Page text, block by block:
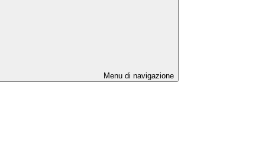
Menu di navigazione